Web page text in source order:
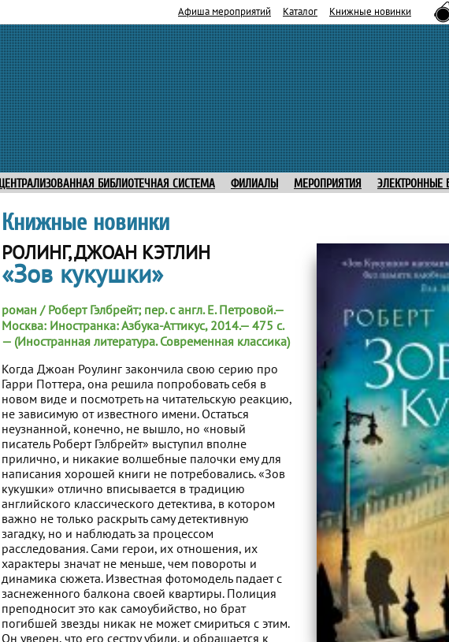
Афиша мероприятий Каталог Книжные новинки
ЦЕНТРАЛИЗОВАННАЯ БИБЛИОТЕЧНАЯ СИСТЕМА ФИЛИАЛЫ МЕРОПРИЯТИЯ ЭЛЕКТРОННЫЕ
Книжные новинки
РОЛИНГ, ДЖОАН КЭТЛИН
«Зов кукушки»
роман / Роберт Гэлбрейт; пер. с англ. Е. Петровой.—
Москва: Иностранка: Азбука-Аттикус, 2014.— 475 с.
— (Иностранная литература. Современная классика)
Когда Джоан Роулинг закончила свою серию про
Гарри Поттера, она решила попробовать себя в
новом виде и посмотреть на читательскую реакцию,
не зависимую от известного имени. Остаться
неузнанной, конечно, не вышло, но «новый
писатель Роберт Гэлбрейт» выступил вполне
прилично, и никакие волшебные палочки ему для
написания хорошей книги не потребовались. «Зов
кукушки» отлично вписывается в традицию
английского классического детектива, в котором
важно не только раскрыть саму детективную
загадку, но и наблюдать за процессом
расследования. Сами герои, их отношения, их
характеры значат не меньше, чем повороты и
динамика сюжета. Известная фотомодель падает с
заснеженного балкона своей квартиры. Полиция
преподносит это как самоубийство, но брат
погибшей звезды никак не может смириться с этим.
Он уверен, что его сестру убили, и обращается к